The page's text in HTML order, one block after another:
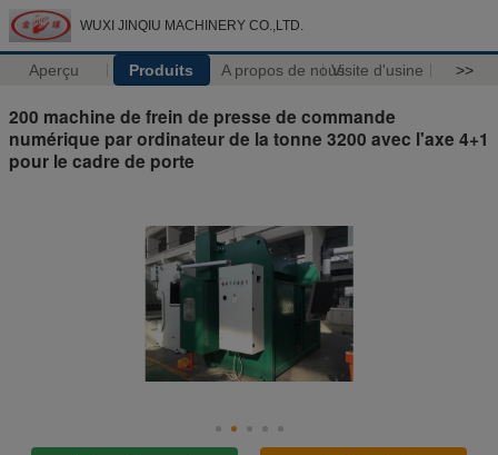
WUXI JINQIU MACHINERY CO.,LTD.
Aperçu Produits A propos de nousVisite d'usine >>
200 machine de frein de presse de commande
numérique par ordinateur de la tonne 3200 avec l'axe 4+1
pour le cadre de porte